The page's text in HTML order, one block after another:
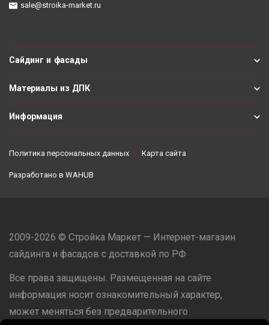
sale@stroika-market.ru
Сайдинг и фасады
Материалы из ДПК
Информация
Политика персональных данных Карта сайта
Разработано в WAHUB
2009-2026 © Стройка Маркет — Интернет-магазин
сайдинга и фасадов с доставкой по РФ
Все права защищены. Размещенная на сайте
информация носит ознакомительный характер,
может меняться без предварительного